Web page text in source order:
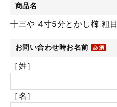
商品名
十三や 4寸5分とかし櫛 粗目
お問い合わせ時お名前
［姓］
［名］